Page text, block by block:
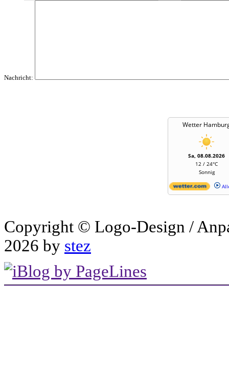
Nachricht:
Wetter
Sa, 08.08.2026
12 / 24°C
Sonnig
Copyright © Logo-Design /
2026 by stez